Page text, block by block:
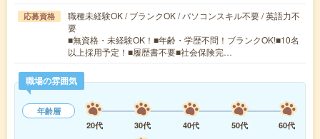
応募資格
職種未経験OK / ブランクOK / パソコンスキル不要 / 英語力不
要
■無資格・未経験OK！■年齢・学歴不問！ブランクOK!■10名
以上採用予定！■履歴書不要■社会保険完…
職場の雰囲気
年齢層
20代
30代 40代 50代
60代